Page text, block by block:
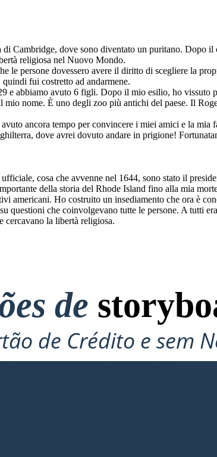
Cambridge, dove sono diventato un puritano. Dopo
religiosa nel Nuovo Mondo.
le persone dovessero avere il diritto di scegliere la
fui costretto ad andarmene.
e abbiamo avuto 6 figli. Dopo il mio esilio, ho vissuto
nome. È uno degli zoo più antichi del paese. Il
ancora tempo per convincere i miei amici e la
dove avrei dovuto andare in prigione!
cosa che avvenne nel 1644, sono stato il
della storia del Rhode Island fino alla mia
americani. Ho costruito un insediamento che ora è
questioni che coinvolgevano tutte le persone. A tutti
cercavano la libertà religiosa.
de
de Crédito e sem
Experimentar!